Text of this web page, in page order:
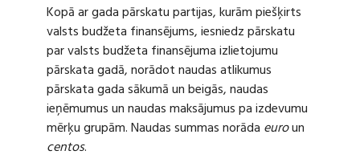
Kopā ar gada pārskatu partijas, kurām piešķirts
valsts budžeta finansējums, iesniedz pārskatu
par valsts budžeta finansējuma izlietojumu
pārskata gadā, norādot naudas atlikumus
pārskata gada sākumā un beigās, naudas
ieņēmumus un naudas maksājumus pa izdevumu
mērķu grupām. Naudas summas norāda euroun
centos.